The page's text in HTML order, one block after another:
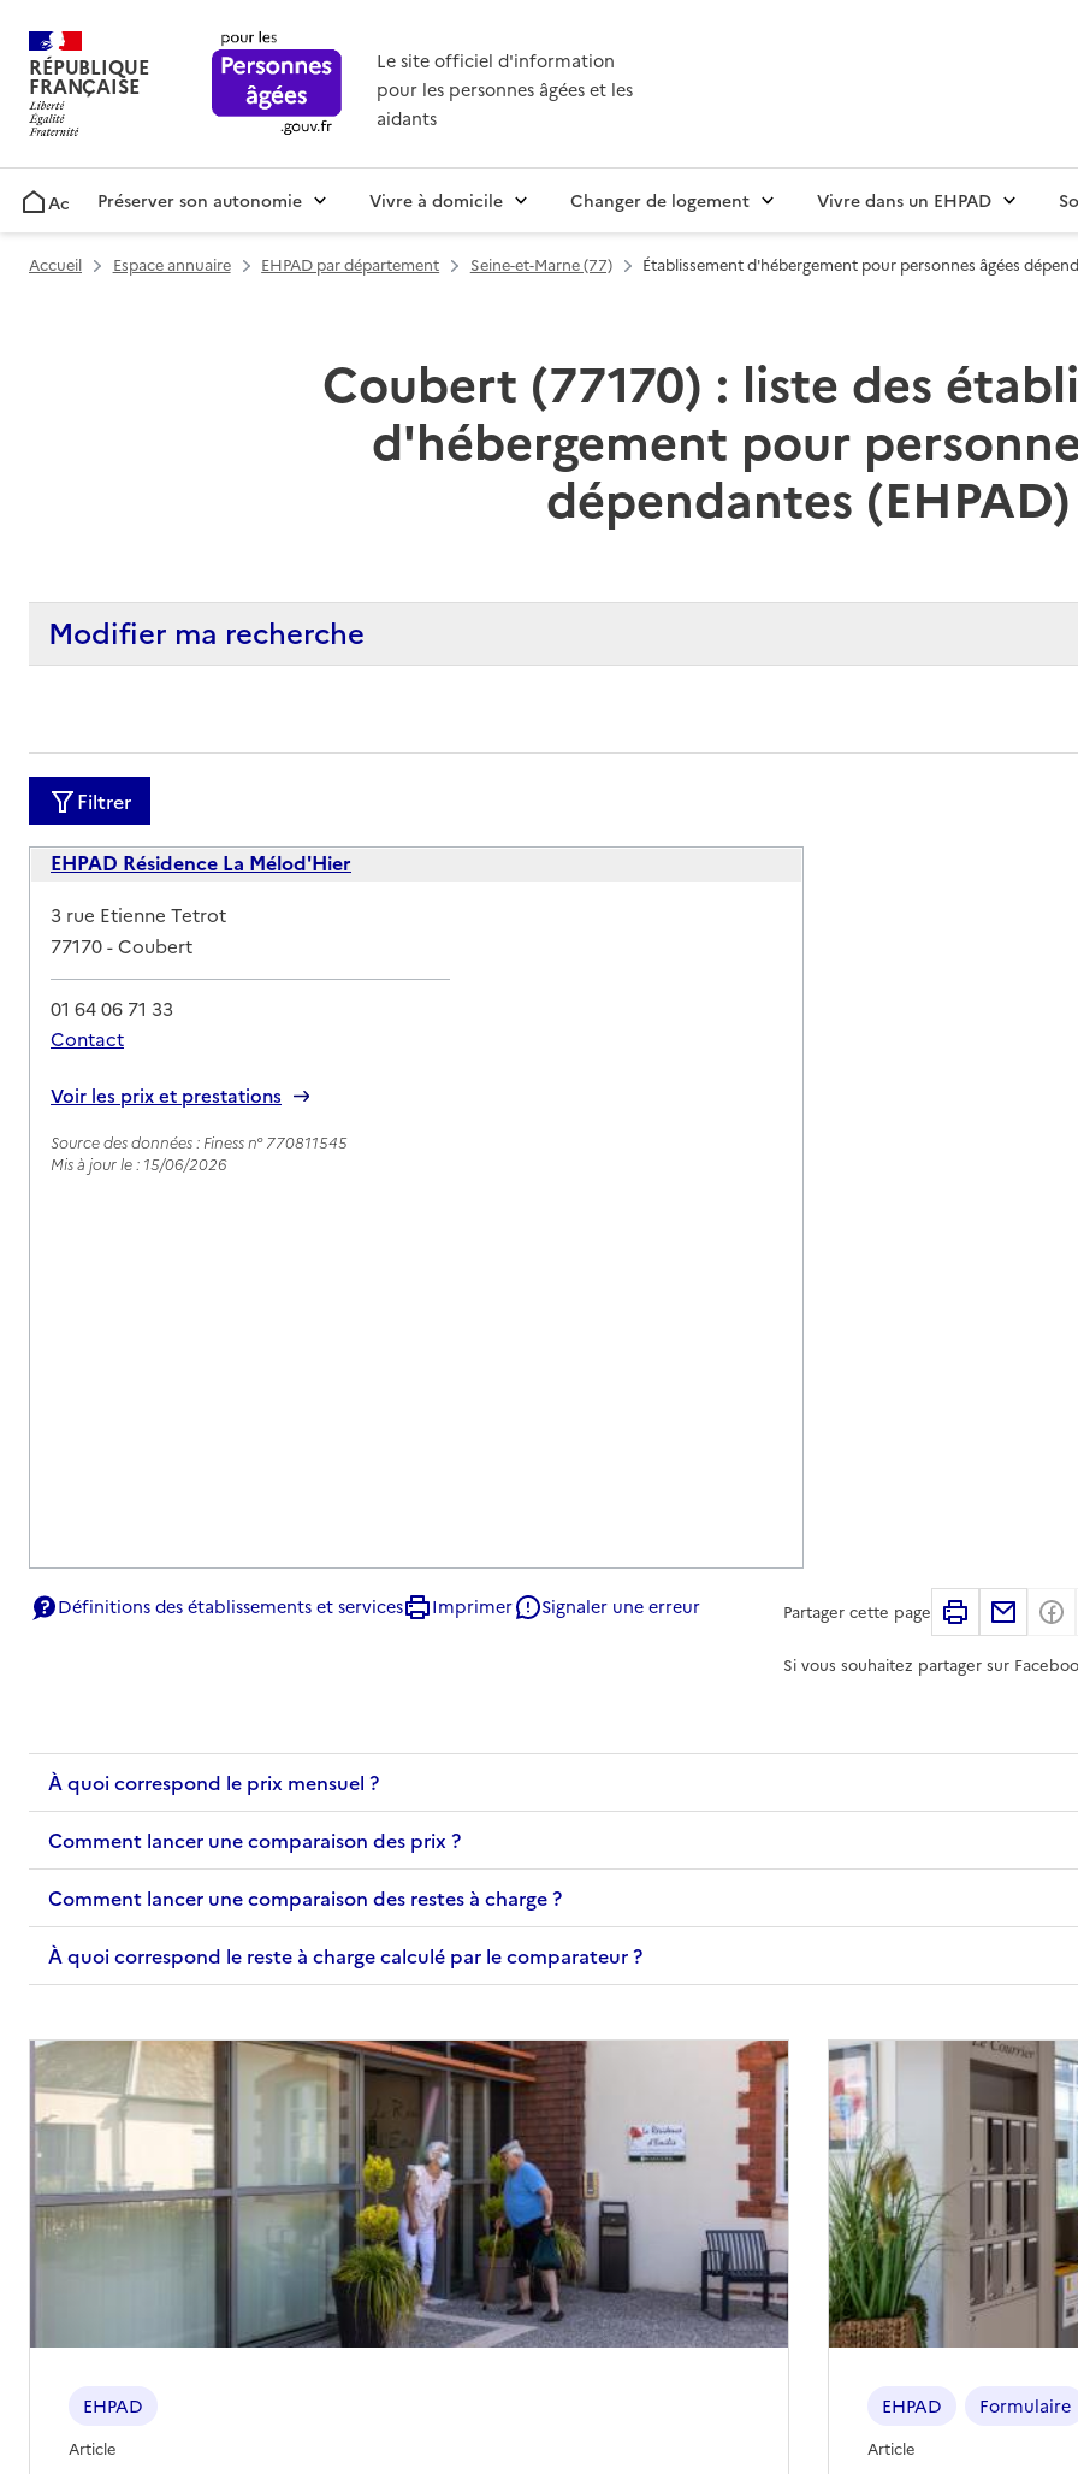
RÉPUBLIQUE
FRANÇAISE
Le site officiel d'information
pour les personnes âgées et les
aidants
AccueilPréserver son autonomie Vivre à domicile Changer de logement Vivre dans un EHPAD
Accueil Espace annuaire EHPAD par département Seine-et-Marne (77) Établissement d'hébergement pour personnes âgées
Coubert (77170) : liste des
d'hébergement pour
dépendantes (EHPAD)
Modifier ma recherche
Filtrer
EHPAD Résidence La Mélod'Hier
Adresse
3 rue Etienne Tetrot
77170-Coubert
01 64 06 71 33
Contact
Voir les prix et prestations
Source des données : Finess n° 770811545
Mis à jour le : 15/06/2026
Définitions des établissements et services Imprimer Signaler une erreur Partager cette page Imprimer
Si vous souhaitez partager sur
À quoi correspond le prix mensuel ?
Comment lancer une comparaison des prix ?
Comment lancer une comparaison des restes à charge ?
À quoi correspond le reste à charge calculé par le comparateur ?
EHPAD
Article
EHPAD Formulaire
Article